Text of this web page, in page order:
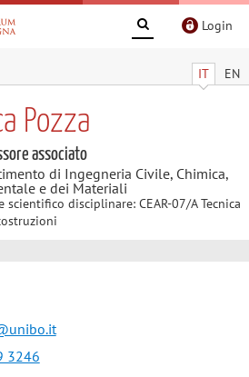
Login
IT EN
Pozza
associato
di Ingegneria Civile, Chimica,
e dei Materiali
scientifico disciplinare: CEAR-07/A Tecnica
3246